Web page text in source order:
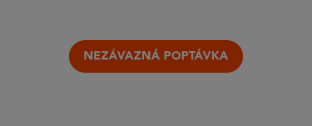
NEZÁVAZNÁ POPTÁVKA